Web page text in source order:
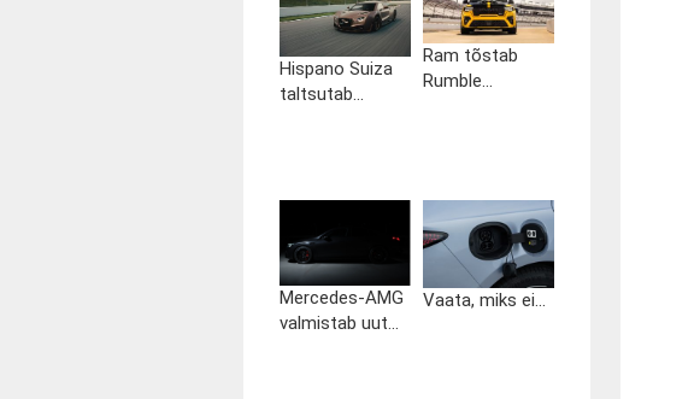
Hispano Suiza
taltsutab...
Ram tõstab
Rumble...
Mercedes-AMG
valmistab uut...
Vaata, miks ei...